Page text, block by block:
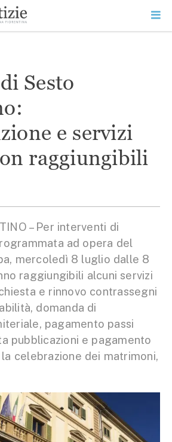
Sesto
e servizi
raggiungibili
– Per interventi di
ad opera del
mercoledì 8 luglio dalle 8
raggiungibili alcuni servizi
e rinnovo contrassegni
domanda di
pagamento passi
pubblicazioni e pagamento
celebrazione dei matrimoni,